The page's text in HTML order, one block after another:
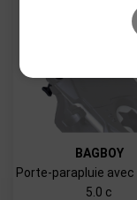
BAGBOY
Porte-parapluie avec
5.0 c